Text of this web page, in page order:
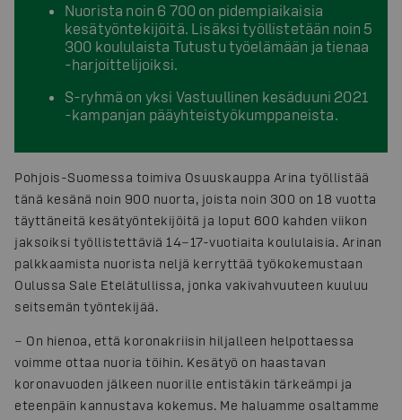
Nuorista noin 6 700 on pidempiaikaisia
kesätyöntekijöitä. Lisäksi työllistetään noin 5
300 koululaista Tutustu työelämään ja tienaa
-harjoittelijoiksi.
S-ryhmä on yksi Vastuullinen kesäduuni 2021
-kampanjan pääyhteistyökumppaneista.
Pohjois-Suomessa toimiva Osuuskauppa Arina työllistää
tänä kesänä noin 900 nuorta, joista noin 300 on 18 vuotta
täyttäneitä kesätyöntekijöitä ja loput 600 kahden viikon
jaksoiksi työllistettäviä 14−17-vuotiaita koululaisia. Arinan
palkkaamista nuorista neljä kerryttää työkokemustaan
Oulussa Sale Etelätullissa, jonka vakivahvuuteen kuuluu
seitsemän työntekijää.
− On hienoa, että koronakriisin hiljalleen helpottaessa
voimme ottaa nuoria töihin. Kesätyö on haastavan
koronavuoden jälkeen nuorille entistäkin tärkeämpi ja
eteenpäin kannustava kokemus. Me haluamme osaltamme